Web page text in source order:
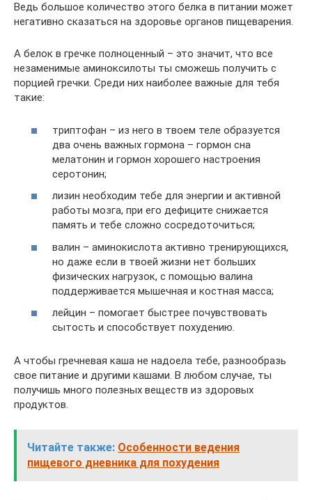
Ведь большое количество этого белка в питании может
негативно сказаться на здоровье органов пищеварения.
А белок в гречке полноценный – это значит, что все
незаменимые аминоксилоты ты сможешь получить с
порцией гречки. Среди них наиболее важные для тебя
такие:
триптофан – из него в твоем теле образуется
два очень важных гормона – гормон сна
мелатонин и гормон хорошего настроения
серотонин;
лизин необходим тебе для энергии и активной
работы мозга, при его дефиците снижается
память и тебе сложно сосредоточиться;
валин – аминокислота активно тренирующихся,
но даже если в твоей жизни нет больших
физических нагрузок, с помощью валина
поддерживается мышечная и костная масса;
лейцин – помогает быстрее почувствовать
сытость и способствует похудению.
А чтобы гречневая каша не надоела тебе, разнообразь
свое питание и другими кашами. В любом случае, ты
получишь много полезных веществ из здоровых
продуктов.
Читайте также: Особенности ведения
пищевого дневника для похудения